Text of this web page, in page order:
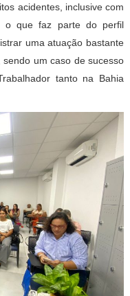
acidentes, inclusive com
o que faz parte do perfil
uma atuação bastante
um caso de sucesso
tanto na Bahia